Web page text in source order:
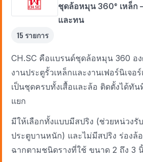
ชุดล้อหมุน 360° เหล็ก
และทน
15 รายการ
CH.SC คือแบรนด์ชุดล้อหมุน 360 อ
งานประตูรั้วเหล็กและงานเฟอร์นิเจอ
เป็นชุดครบทั้งเสื้อและล้อ ติดตั้งได้ทั
แยก
มีให้เลือกทั้งแบบมีสปริง (ช่วยหน่วงรั
ประตูบานหนัก) และไม่มีสปริง ร่องล้
ฉากตามชนิดรางที่ใช้ ขนาด 2 ถึง 3